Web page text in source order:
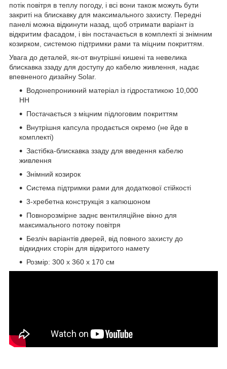
потік повітря в теплу погоду, і всі вони також можуть бути
закриті на блискавку для максимального захисту. Передні
панелі можна відкинути назад, щоб отримати варіант із
відкритим фасадом, і він постачається в комплекті зі знімним
козирком, системою підтримки рами та міцним покриттям.
Увага до деталей, як-от внутрішні кишені та невелика
блискавка ззаду для доступу до кабелю живлення, надає
впевненого дизайну Solar.
Водонепроникний матеріал із гідростатикою 10,000
HH
Постачається з міцним підлоговим покриттям
Внутрішня капсула продається окремо (не йде в
комплекті)
Застібка-блискавка ззаду для введення кабелю
живлення
Знімний козирок
Система підтримки рами для додаткової стійкості
3-хребетна конструкція з капюшоном
Повнорозмірне заднє вентиляційне вікно для
максимального потоку повітря
Безліч варіантів дверей, від повного захисту до
відкидних сторін для відкритого намету
Розмір: 300 x 360 x 170 см